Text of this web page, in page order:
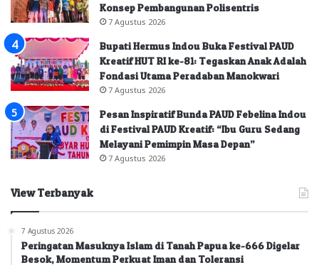
Konsep Pembangunan Polisentris
7 Agustus 2026
Bupati Hermus Indou Buka Festival PAUD
Kreatif HUT RI ke-81: Tegaskan Anak Adalah
Fondasi Utama Peradaban Manokwari
7 Agustus 2026
Pesan Inspiratif Bunda PAUD Febelina Indou
di Festival PAUD Kreatif: “Ibu Guru Sedang
Melayani Pemimpin Masa Depan”
7 Agustus 2026
View Terbanyak
7 Agustus 2026
Peringatan Masuknya Islam di Tanah Papua ke-666 Digelar
Besok, Momentum Perkuat Iman dan Toleransi